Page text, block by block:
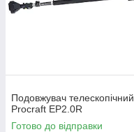
Подовжувач телескопічний
Procraft EP2.0R
Готово до відправки